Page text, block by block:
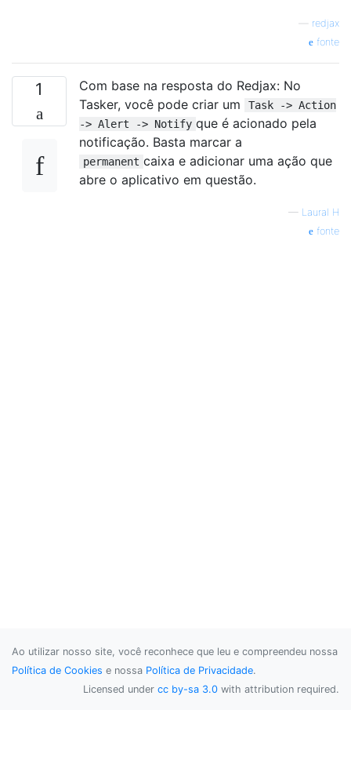
redjax
fonte
1
Com base na resposta do Redjax: No
Tasker, você pode criar um
Task -> Action
-> Alert -> Notify que é acionado pela
notificação. Basta marcar a
permanent caixa e adicionar uma ação que
abre o aplicativo em questão.
— Laural H
fonte
Ao utilizar nosso site, você reconhece que leu e compreendeu nossa
Política de Cookies e nossa Política de Privacidade.
Licensed under cc by-sa 3.0 with attribution required.